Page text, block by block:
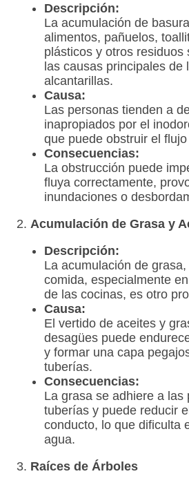
Descripción:
La acumulación de
alimentos, pañuelos,
plásticos y otros residuos
las causas principales de
alcantarillas.
Causa:
Las personas tienden a
inapropiados por el
que puede obstruir el
Consecuencias:
La obstrucción puede
fluya correctamente,
inundaciones o
2. Acumulación de Grasa y
Descripción:
La acumulación de
comida, especialmente
de las cocinas, es otro
Causa:
El vertido de aceites y
desagües puede
y formar una capa
tuberías.
Consecuencias:
La grasa se adhiere a las
tuberías y puede reducir
conducto, lo que dificulta
agua.
3. Raíces de Árboles